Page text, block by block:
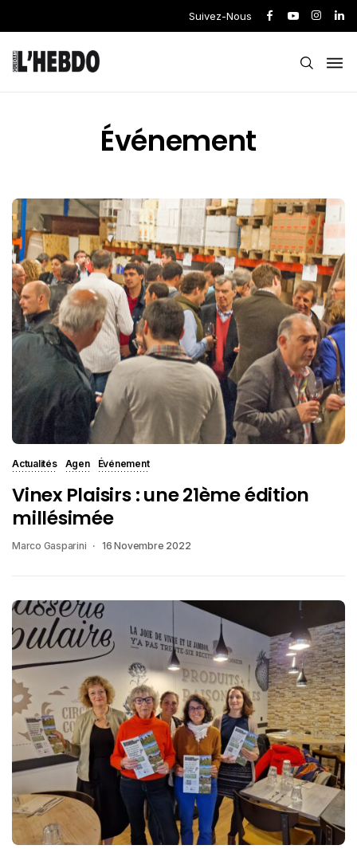
Suivez-Nous
Événement
Actualités Agen Événement
Vinex Plaisirs : une 21ème édition
millésimée
Marco Gasparini 16 Novembre 2022